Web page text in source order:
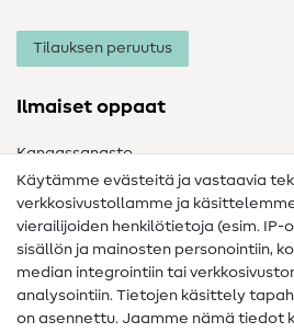
Tilauksen peruutus
Ilmaiset oppaat
Kangassanasto
Ompelusanasto
Ompeluohjeet
Apua ja yhteystiedot
Yhteystiedot
Käytämme evästeitä ja vastaavia
verkkosivustollamme ja
vierailijoiden henkilötietoja (esim. IP-
sisällön ja mainosten personointiin,
median integrointiin tai
analysointiin. Tietojen käsittely
on asennettu. Jaamme nämä tiedot